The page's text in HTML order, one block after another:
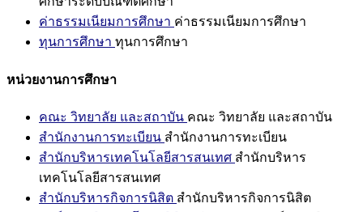
ค่าธรรมเนียมการศึกษา ค่าธรรมเนียมการศึกษา
ทุนการศึกษา ทุนการศึกษา
หน่วยงานการศึกษา
คณะ วิทยาลัย และสถาบัน คณะ วิทยาลัย และสถาบัน
สำนักงานการทะเบียน สำนักงานการทะเบียน
สำนักบริหารเทคโนโลยีสารสนเทศ สำนักบริหาร
เทคโนโลยีสารสนเทศ
สำนักบริหารกิจการนิสิต สำนักบริหารกิจการนิสิต